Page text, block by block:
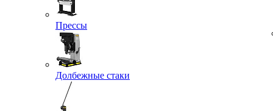
Прессы
Долбежные стаки